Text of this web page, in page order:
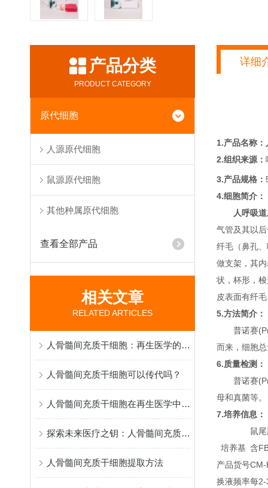
产品分类
PRODUCT CATEGORY
原代细胞
人源原代细胞
鼠源原代细胞
其他种属原代细胞
查看全部产品
相关文章
RELATED ARTICLES
人骨髓间充质干细胞：再生医学的“希望之种”
人骨髓间充质干细胞可以传代吗？
人骨髓间充质干细胞在再生医学中的研究与应用
探索未来医疗之钥：人骨髓间充质干细胞的特性与应用
人骨髓间充质干细胞提取方法
详细
1.产品名称：
2.组织来源：
3.产品规格：
4.细胞简介：
人呼吸
气管及其以
纤毛（鼻孔
做支架，其
状，杯形，
皮表面有纤
5.方法简介：
普诺赛
而来，细胞
6.质量检测：
普诺赛
母和真菌等。
7.培养信息：
鼠
培养基 含
产品货号CM-
换液频率每2-